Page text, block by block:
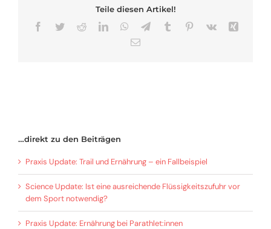
Teile diesen Artikel!
Facebook
TwitterRedditLinkedInWhatsApp
TelegramTumblr Pinterest
Vk
E-
…direkt zu den Beiträgen
Praxis Update: Trail und Ernährung – ein Fallbeispiel
Science Update: Ist eine ausreichende Flüssigkeitszufuhr vor
dem Sport notwendig?
Praxis Update: Ernährung bei Parathlet:innen